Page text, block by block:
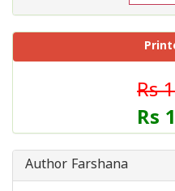
Rs
Rs
Author Farshana